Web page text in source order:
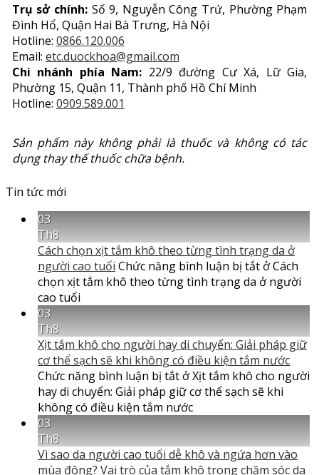
Trụ sở chính:Số 9, Nguyễn Công Trứ, Phường Phạm
Đình Hổ, Quận Hai Bà Trưng, Hà Nội
Hotline: 0866.120.006
Email: etc.duockhoa@gmail.com
Chi nhánh phía Nam: 22/9 đường Cư Xá, Lữ Gia,
Phường 15, Quận 11, Thành phố Hồ Chí Minh
Hotline: 0909.589.001
Sản phẩm này không phải là thuốc và không có tác
dụng thay thế thuốc chữa bệnh.
Tin tức mới
03
Th8
Cách chọn xịt tắm khô theo từng tình trạng da ở
người cao tuổi Chức năng bình luận bị tắt ở Cách
chọn xịt tắm khô theo từng tình trạng da ở người
cao tuổi
03
Th8
Xịt tắm khô cho người hay di chuyển: Giải pháp giữ
cơ thể sạch sẽ khi không có điều kiện tắm nước
Chức năng bình luận bị tắt ở Xịt tắm khô cho người
hay di chuyển: Giải pháp giữ cơ thể sạch sẽ khi
không có điều kiện tắm nước
03
Th8
Vì sao da người cao tuổi dễ khô và ngứa hơn vào
mùa đông? Vai trò của tắm khô trong chăm sóc da